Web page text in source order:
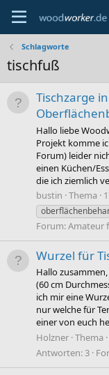
Schlagworte
tischfuß
Tischzarge
Hallo liebe
Projekt komme
Forum) leider
einen Küchen/
die ich ziemlich
bustin Thema
Forum:Amateur
Wurzel für
Hallo
(60 cm
ich mir eine
nur welche für
einer von euch
Holzner Thema
Antworten: 3